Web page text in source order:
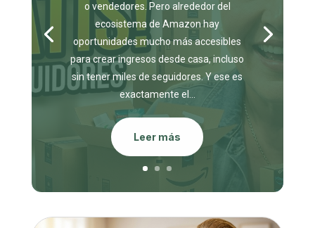
o vendedores. Pero alrededor del
ecosistema de Amazon hay
oportunidades mucho más accesibles
para crear ingresos desde casa, incluso
sin tener miles de seguidores. Y ese es
exactamente el...
Leer más